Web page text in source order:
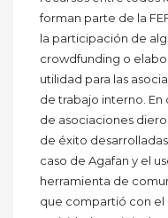
forman parte de la
la participación de
crowdfunding o
utilidad para las
de trabajo interno.
de asociaciones
de éxito
caso de Agafan y el
herramienta de
que compartió con el